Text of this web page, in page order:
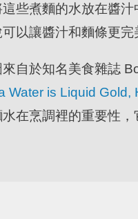
這些煮麵的水放在醬
以讓醬汁和麵條更完
自於知名美食雜誌
Water is Liquid Gold,
在烹調裡的重要性，